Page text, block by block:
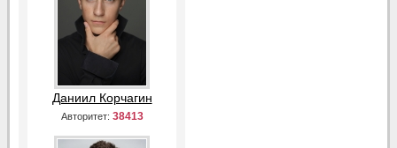
Даниил Корчагин
Авторитет: 38413